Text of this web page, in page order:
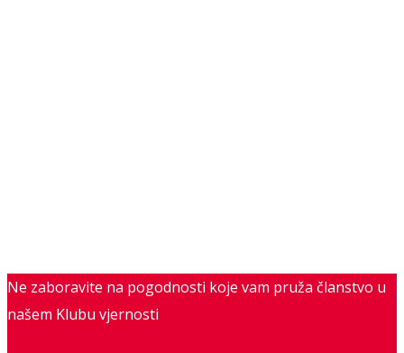
Ne zaboravite na pogodnosti koje vam pruža članstvo u
našem Klubu vjernosti